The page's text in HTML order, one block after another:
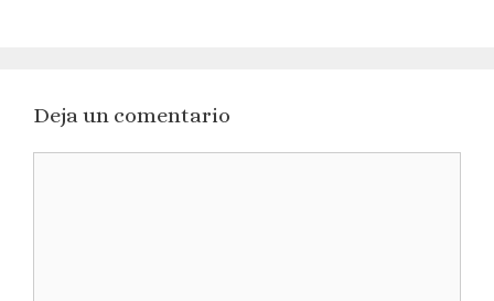
Deja un comentario
Comentario